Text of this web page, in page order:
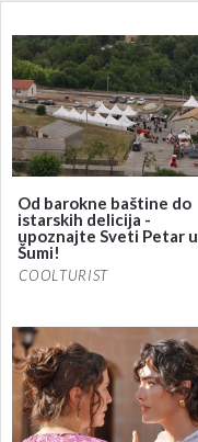
Od barokne baštine do
istarskih delicija -
upoznajte Sveti Petar u
Šumi!
COOLTURIST